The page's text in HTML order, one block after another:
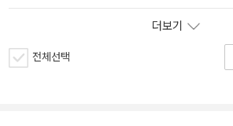
더보기
전체선택